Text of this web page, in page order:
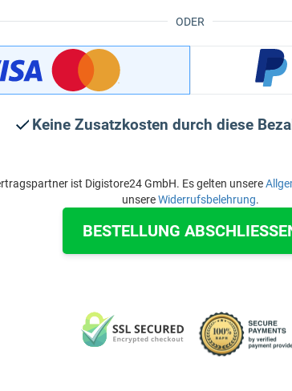
ODER
Keine Zusatzkosten durch diese
ist Digistore24 GmbH. Es gelten unsere
unsereWiderrufsbelehrung.
BESTELLUNG ABSCHLIESSEN